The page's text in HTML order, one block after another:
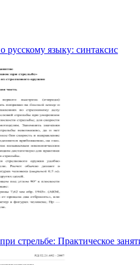
русскому языку: синтаксис
стрельбе: Практическое